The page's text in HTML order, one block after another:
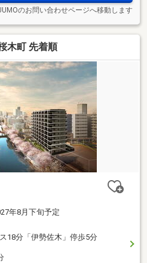
のお問い合わせページへ移動します
木町 先着順
年8月下旬予定
18分「伊勢佐木」停歩5分